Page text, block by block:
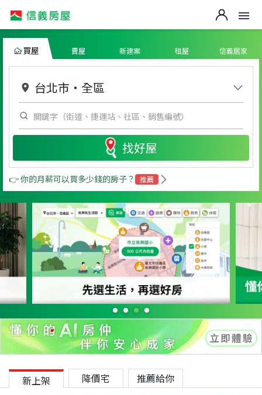
買屋 賣屋 新建案 租屋 信義居家
台北市 ・ 全區
找好屋
👉 你的月薪可以買多少錢的房子？ 推薦
新上架 降價宅 推薦給你